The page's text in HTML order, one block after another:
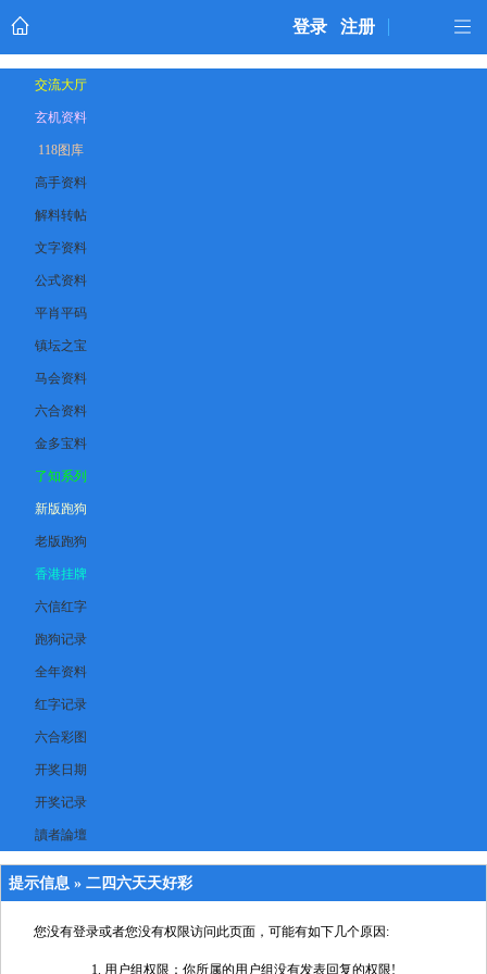
登录 注册
交流大厅
玄机资料
118图库
高手资料
解料转帖
文字资料
公式资料
平肖平码
镇坛之宝
马会资料
六合资料
金多宝料
了知系列
新版跑狗
老版跑狗
香港挂牌
六信红字
跑狗记录
全年资料
红字记录
六合彩图
开奖日期
开奖记录
讀者論壇
提示信息 » 二四六天天好彩
您没有登录或者您没有权限访问此页面，可能有如下几个原因:
用户组权限：你所属的用户组没有发表回复的权限!